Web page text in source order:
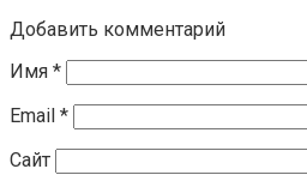
Добавить комментарий
Имя *
Email *
Сайт